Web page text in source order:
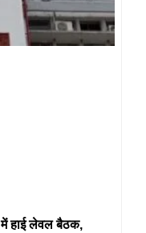
में हाई लेवल बैठक,